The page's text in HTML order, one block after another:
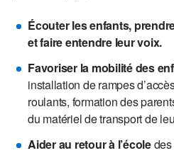
Écouter les enfants,
et faire entendre leur voix.
Favoriser la mobilité des
installation de rampes
roulants, formation des
du matériel de transport de
Aider au retour à l’écoledes